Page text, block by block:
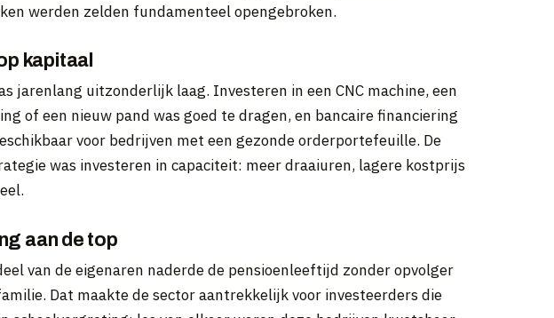
werden zelden fundamenteel opengebroken.
kapitaal
jarenlang uitzonderlijk laag. Investeren in een CNC machine, een
of een nieuw pand was goed te dragen, en bancaire financiering
voor bedrijven met een gezonde orderportefeuille. De
was investeren in capaciteit: meer draaiuren, lagere kostprijs
aan de top
van de eigenaren naderde de pensioenleeftijd zonder opvolger
Dat maakte de sector aantrekkelijk voor investeerders die